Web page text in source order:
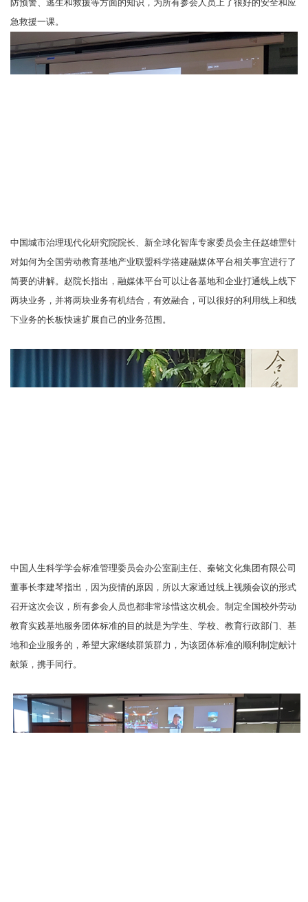
防预警、逃生和救援等方面的知识，为所有参会人员上了很好的安全和应
急救援一课。
中国城市治理现代化研究院院长、新全球化智库专家委员会主任赵雄罡针
对如何为全国劳动教育基地产业联盟科学搭建融媒体平台相关事宜进行了
简要的讲解。赵院长指出，融媒体平台可以让各基地和企业打通线上线下
两块业务，并将两块业务有机结合，有效融合，可以很好的利用线上和线
下业务的长板快速扩展自己的业务范围。
中国人生科学学会标准管理委员会办公室副主任、秦铭文化集团有限公司
董事长李建琴指出，因为疫情的原因，所以大家通过线上视频会议的形式
召开这次会议，所有参会人员也都非常珍惜这次机会。制定全国校外劳动
教育实践基地服务团体标准的目的就是为学生、学校、教育行政部门、基
地和企业服务的，希望大家继续群策群力，为该团体标准的顺利制定献计
献策，携手同行。